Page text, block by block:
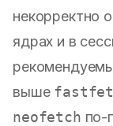
некорректно
ядрах и в
выше
neofetch по-